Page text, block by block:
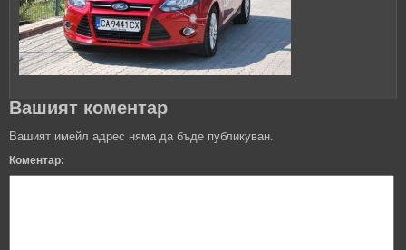
Вашият коментар
Вашият имейл адрес няма да бъде публикуван.
Коментар: